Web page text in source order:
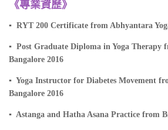
《專業資歷》
▪ RYT 200 Certificate from Abhyantara
▪ Post Graduate Diploma in Yoga Therapy
Bangalore 2016
▪ Yoga Instructor for Diabetes Movement
Bangalore 2016
▪ Astanga and Hatha Asana Practice from